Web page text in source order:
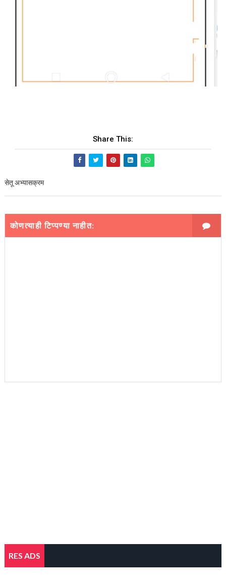
Share This:
सेतू अभ्यासक्रम
कोणत्याही टिप्पण्‍या नाहीत:
RES ADS